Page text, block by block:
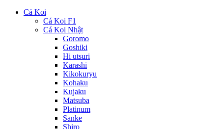
Cá Koi
Cá Koi F1
Cá Koi Nhật
Goromo
Goshiki
Hi utsuri
Karashi
Kikokuryu
Kohaku
Kujaku
Matsuba
Platinum
Sanke
Shiro